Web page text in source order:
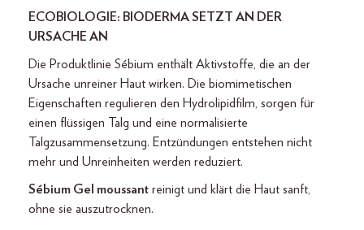
ECOBIOLOGIE: BIODERMA SETZT AN DER
URSACHE AN
Die Produktlinie Sébium enthält Aktivstoffe, die an der
Ursache unreiner Haut wirken. Die biomimetischen
Eigenschaften regulieren den Hydrolipidfilm, sorgen für
einen flüssigen Talg und eine normalisierte
Talgzusammensetzung. Entzündungen entstehen nicht
mehr und Unreinheiten werden reduziert.
Sébium Gel moussant reinigt und klärt die Haut sanft,
ohne sie auszutrocknen.